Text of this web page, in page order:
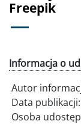
Freepik
Informacja o
Autor
Data publikacji:
Osoba